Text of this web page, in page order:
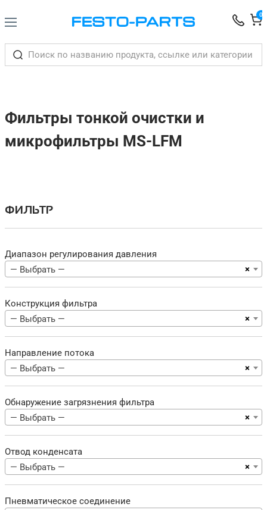
0
Фильтры тонкой очистки и
микрофильтры MS-LFM
ФИЛЬТР
Диапазон регулирования давления
×
— Выбрать —
Конструкция фильтра
×
— Выбрать —
Направление потока
×
— Выбрать —
Обнаружение загрязнения фильтра
×
— Выбрать —
Отвод конденсата
×
— Выбрать —
Пневматическое соединение